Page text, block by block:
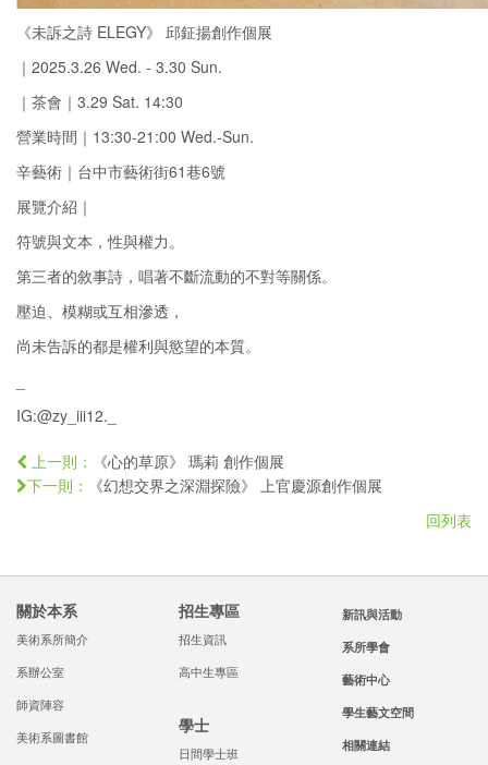
《未訴之詩 ELEGY》 邱鉦揚創作個展
｜2025.3.26 Wed. - 3.30 Sun.
｜茶會｜3.29 Sat. 14:30
營業時間｜13:30-21:00 Wed.-Sun.
辛藝術｜台中市藝術街61巷6號
展覽介紹｜
符號與文本，性與權力。
第三者的敘事詩，唱著不斷流動的不對等關係。
壓迫、模糊或互相滲透，
尚未告訴的都是權利與慾望的本質。
IG:@zy_iii12._
上一則： 《心的草原》 瑪莉 創作個展
下一則：
《幻想交界之深淵探險》 上官慶源創作個展
回列表
關於本系
美術系所簡介
系辦公室
師資陣容
美術系圖書館
招生專區
招生資訊
高中生專區
學士
日間學士班
新訊與活動
系所學會
藝術中心
學生藝文空間
相關連結